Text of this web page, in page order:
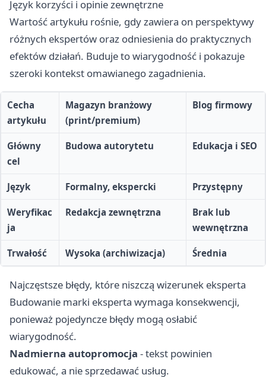
Język korzyści i opinie zewnętrzne
Wartość artykułu rośnie, gdy zawiera on perspektywy
różnych ekspertów oraz odniesienia do praktycznych
efektów działań. Buduje to wiarygodność i pokazuje
szeroki kontekst omawianego zagadnienia.
Cecha
artykułu
Magazyn branżowy
(print/premium)
Blog firmowy
Główny
cel
Budowa autorytetu Edukacja i SEO
Język Formalny, ekspercki Przystępny
Weryfikac
ja
Redakcja zewnętrzna
Brak lub
wewnętrzna
Trwałość Wysoka (archiwizacja) Średnia
Najczęstsze błędy, które niszczą wizerunek eksperta
Budowanie marki eksperta wymaga konsekwencji,
ponieważ pojedyncze błędy mogą osłabić
wiarygodność.
Nadmierna autopromocja - tekst powinien
edukować, a nie sprzedawać usług.